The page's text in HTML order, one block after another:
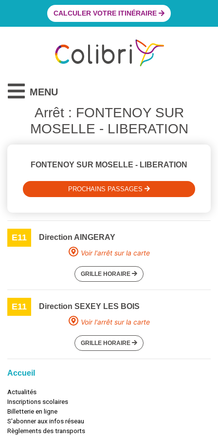
CALCULER VOTRE ITINÉRAIRE
MENU
Arrêt : FONTENOY SUR
MOSELLE - LIBERATION
FONTENOY SUR MOSELLE - LIBERATION
PROCHAINS PASSAGES
E11
Direction AINGERAY
Voir l'arrêt sur la carte
GRILLE HORAIRE
E11
Direction SEXEY LES BOIS
Voir l'arrêt sur la carte
GRILLE HORAIRE
Accueil
Actualités
Inscriptions scolaires
Billetterie en ligne
S'abonner aux infos réseau
Règlements des transports